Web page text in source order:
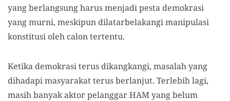
yang berlangsung harus menjadi pesta demokrasi
yang murni, meskipun dilatarbelakangi manipulasi
konstitusi oleh calon tertentu.
Ketika demokrasi terus dikangkangi, masalah yang
dihadapi masyarakat terus berlanjut. Terlebih lagi,
masih banyak aktor pelanggar HAM yang belum